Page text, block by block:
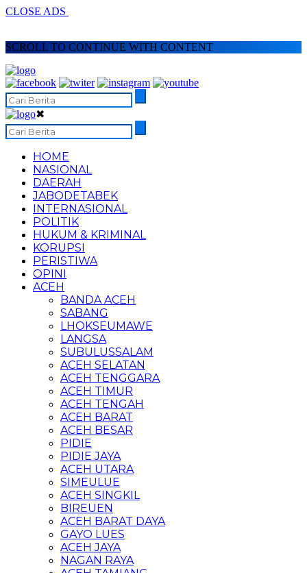
CLOSE ADS
SCROLL TO CONTINUE WITH CONTENT
✖
HOME
NASIONAL
DAERAH
JABODETABEK
INTERNASIONAL
POLITIK
HUKUM & KRIMINAL
KORUPSI
PERISTIWA
OPINI
ACEH
BANDA ACEH
SABANG
LHOKSEUMAWE
LANGSA
SUBULUSSALAM
ACEH SELATAN
ACEH TENGGARA
ACEH TIMUR
ACEH TENGAH
ACEH BARAT
ACEH BESAR
PIDIE
PIDIE JAYA
ACEH UTARA
SIMEULUE
ACEH SINGKIL
BIREUEN
ACEH BARAT DAYA
GAYO LUES
ACEH JAYA
NAGAN RAYA